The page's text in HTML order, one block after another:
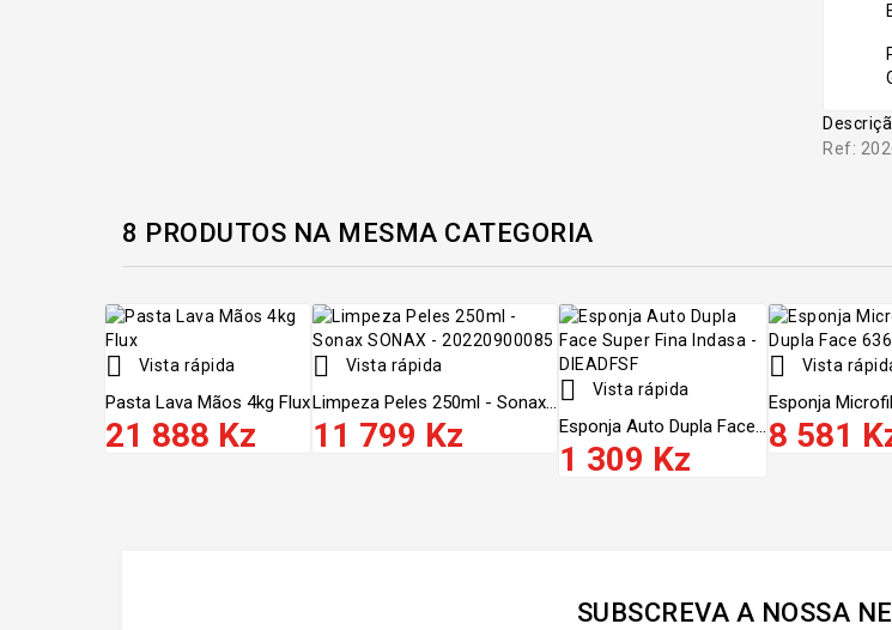
Ref:
8 PRODUTOS NA MESMA CATEGORIA
 Vista rápida
Pasta Lava Mãos 4kg Flux
21 888 Kz
 Vista rápida
Limpeza Peles 250ml - Sonax...
11 799 Kz
 Vista rápida
Esponja Auto Dupla Face...
1 309 Kz
 Vista
Esponja
8 581
SUBSCREVA A NOSSA